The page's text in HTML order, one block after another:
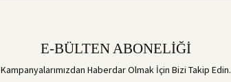
E-BÜLTEN ABONELİĞİ
Kampanyalarımızdan Haberdar Olmak İçin Bizi Takip Edin.